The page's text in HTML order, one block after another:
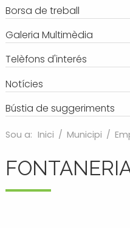
Borsa de treball
Galeria Multimèdia
Telèfons d'interés
Notícies
Bústia de suggeriments
Sou a: Inici / Municipi /